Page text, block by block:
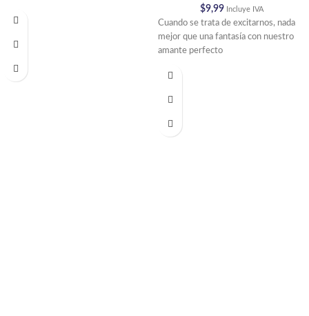
$9,99 Incluye IVA
Cuando se trata de excitarnos, nada
mejor que una fantasía con nuestro
amante perfecto